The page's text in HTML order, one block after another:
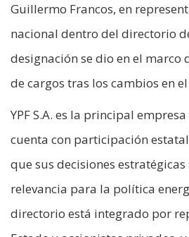
Guillermo Francos, en
nacional dentro del directorio
designación se dio en el marco
de cargos tras los cambios en
YPF S.A. es la principal
cuenta con participación
que sus decisiones
relevancia para la política
directorio está integrado por